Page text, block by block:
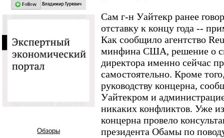
Обзоры
Сам г-н Уайтекр ранее
отставку к концу года --
Как сообщило агентство
минфина США, решение о
директора именно сейчас
самостоятельно. Кроме
руководству концерна,
Уайтекром и
никаких конфликтов. Уже
концерна провело
президента Обамы по